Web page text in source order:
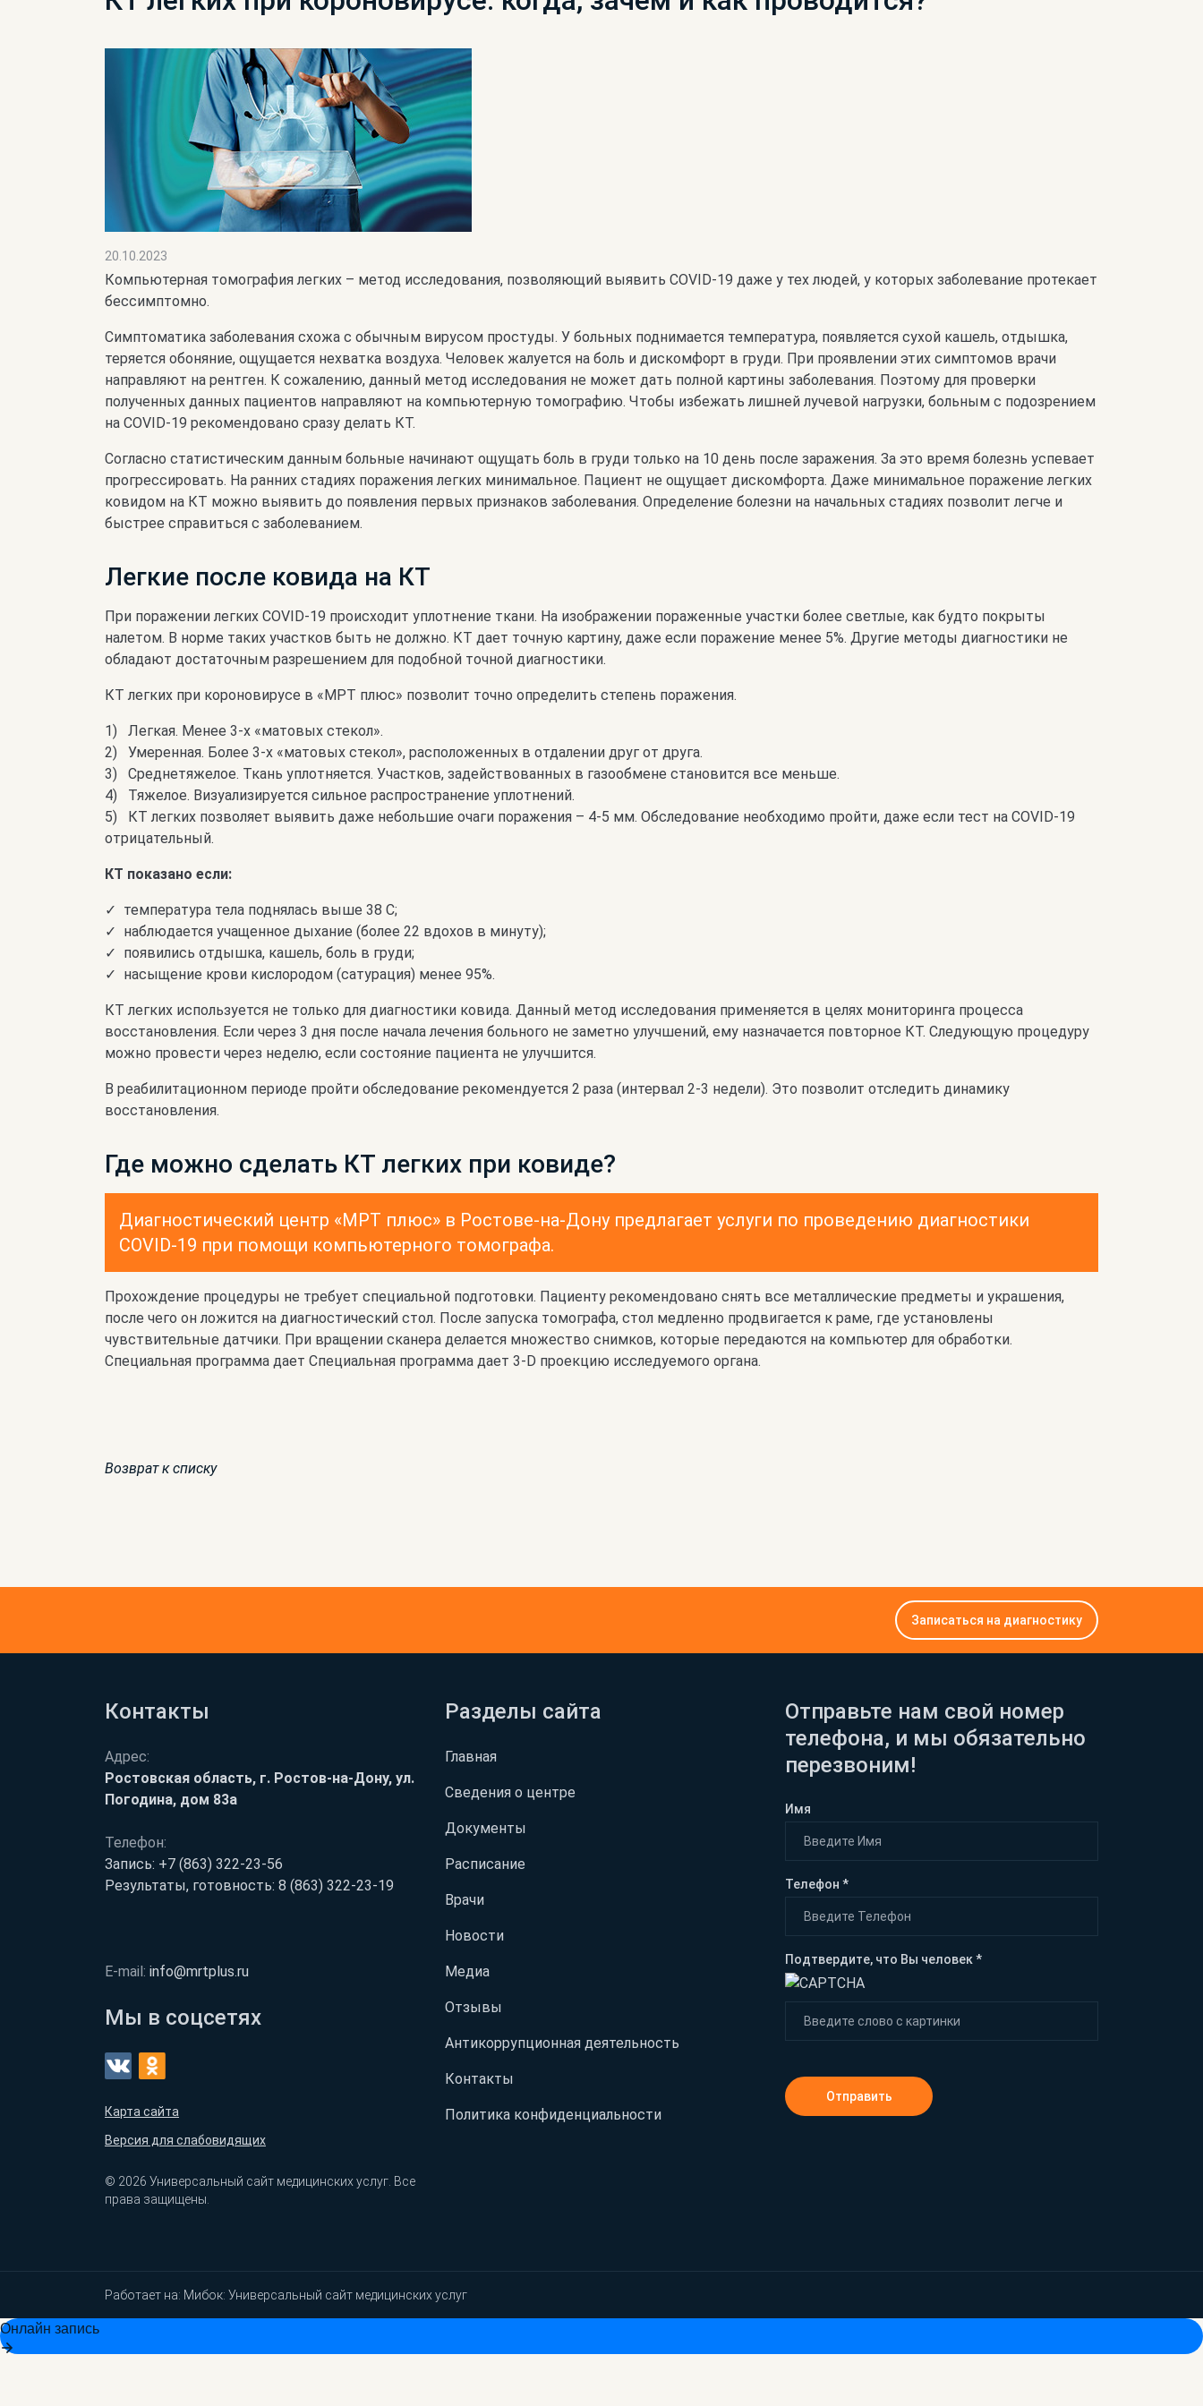
20.10.2023
Компьютерная томография легких – метод исследования, позволяющий выявить COVID-19 даже у тех людей, у которых заболевание протекает
бессимптомно.
Симптоматика заболевания схожа с обычным вирусом простуды. У больных поднимается температура, появляется сухой кашель, отдышка,
теряется обоняние, ощущается нехватка воздуха. Человек жалуется на боль и дискомфорт в груди. При проявлении этих симптомов врачи
направляют на рентген. К сожалению, данный метод исследования не может дать полной картины заболевания. Поэтому для проверки
полученных данных пациентов направляют на компьютерную томографию. Чтобы избежать лишней лучевой нагрузки, больным с подозрением
на COVID-19 рекомендовано сразу делать КТ.
Согласно статистическим данным больные начинают ощущать боль в груди только на 10 день после заражения. За это время болезнь успевает
прогрессировать. На ранних стадиях поражения легких минимальное. Пациент не ощущает дискомфорта. Даже минимальное поражение легких
ковидом на КТ можно выявить до появления первых признаков заболевания. Определение болезни на начальных стадиях позволит легче и
быстрее справиться с заболеванием.
Легкие после ковида на КТ
При поражении легких COVID-19 происходит уплотнение ткани. На изображении пораженные участки более светлые, как будто покрыты
налетом. В норме таких участков быть не должно. КТ дает точную картину, даже если поражение менее 5%. Другие методы диагностики не
обладают достаточным разрешением для подобной точной диагностики.
КТ легких при короновирусе в «МРТ плюс» позволит точно определить степень поражения.
Легкая. Менее 3-х «матовых стекол».
Умеренная. Более 3-х «матовых стекол», расположенных в отдалении друг от друга.
Среднетяжелое. Ткань уплотняется. Участков, задействованных в газообмене становится все меньше.
Тяжелое. Визуализируется сильное распространение уплотнений.
КТ легких позволяет выявить даже небольшие очаги поражения – 4-5 мм. Обследование необходимо пройти, даже если тест на COVID-19
отрицательный.
КТ показано если:
температура тела поднялась выше 38 С;
наблюдается учащенное дыхание (более 22 вдохов в минуту);
появились отдышка, кашель, боль в груди;
насыщение крови кислородом (сатурация) менее 95%.
КТ легких используется не только для диагностики ковида. Данный метод исследования применяется в целях мониторинга процесса
восстановления. Если через 3 дня после начала лечения больного не заметно улучшений, ему назначается повторное КТ. Следующую процедуру
можно провести через неделю, если состояние пациента не улучшится.
В реабилитационном периоде пройти обследование рекомендуется 2 раза (интервал 2-3 недели). Это позволит отследить динамику
восстановления.
Где можно сделать КТ легких при ковиде?
Диагностический центр «МРТ плюс» в Ростове-на-Дону предлагает услуги по проведению диагностики
COVID-19 при помощи компьютерного томографа.
Прохождение процедуры не требует специальной подготовки. Пациенту рекомендовано снять все металлические предметы и украшения,
после чего он ложится на диагностический стол. После запуска томографа, стол медленно продвигается к раме, где установлены
чувствительные датчики. При вращении сканера делается множество снимков, которые передаются на компьютер для обработки.
Специальная программа дает Специальная программа дает 3-D проекцию исследуемого органа.
Возврат к списку
Записаться на диагностику
Контакты
Адрес:
Ростовская область, г. Ростов-на-Дону, ул.
Погодина, дом 83а
Телефон:
Запись: +7 (863) 322-23-56
Результаты, готовность: 8 (863) 322-23-19
E-mail: info@mrtplus.ru
Мы в соцсетях
Карта сайта
Версия для слабовидящих
© 2026 Универсальный сайт медицинских услуг. Все
права защищены.
Разделы сайта
Главная
Сведения о центре
Документы
Расписание
Врачи
Новости
Медиа
Отзывы
Антикоррупционная деятельность
Контакты
Политика конфиденциальности
Отправьте нам свой номер
телефона, и мы обязательно
перезвоним!
Имя
Телефон *
Подтвердите, что Вы человек *
Отправить
Работает на: Мибок: Универсальный сайт медицинских услуг